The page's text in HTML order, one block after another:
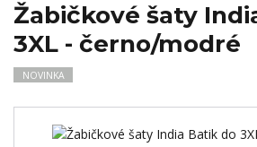
Žabičkové šaty
3XL - černo/modré
NOVINKA